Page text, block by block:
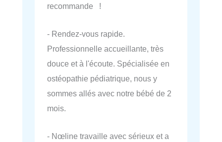
recommande !
- Rendez-vous rapide.
Professionnelle accueillante, très
douce et à l'écoute. Spécialisée en
ostéopathie pédiatrique, nous y
sommes allés avec notre bébé de 2
mois.
- Nœline travaille avec sérieux et a